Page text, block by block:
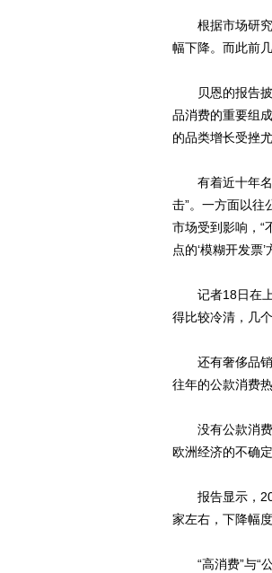
根据市场研究
幅下降。而此前
贝恩的报告披
品消费的重要组
的品类增长受挫
有着近十年名
击”。一方面以往
市场受到影响，“
点的‘模糊开发票
记者18日在上
得比较冷清，几
还有奢侈品销
往年的公款消费
没有公款消费
欧洲经济的不确
报告显示，20
家左右，下降幅
“高消费”与“公